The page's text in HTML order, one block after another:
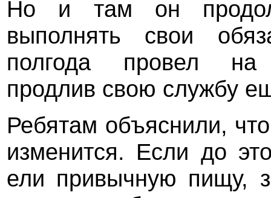
Но и там он
выполнять свои
полгода провел
продлив свою службу
Ребятам объяснили,
изменится. Если до
ели привычную пищу,